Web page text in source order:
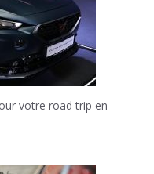
votre road trip en